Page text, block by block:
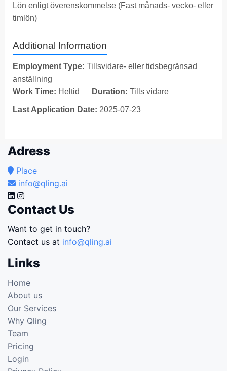
Lön enligt överenskommelse (Fast månads- vecko- eller
timlön)
Additional Information
Employment Type: Tillsvidare- eller tidsbegränsad
anställning
Work Time: Heltid Duration: Tills vidare
Last Application Date: 2025-07-23
Adress
Place
info@qling.ai
Contact Us
Want to get in touch?
Contact us at info@qling.ai
Links
Home
About us
Our Services
Why Qling
Team
Pricing
Login